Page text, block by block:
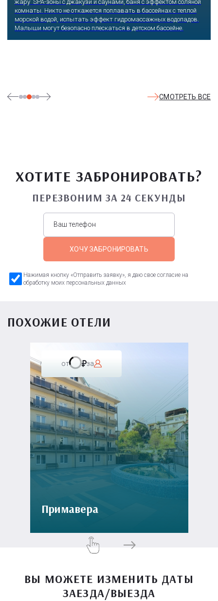
жару SPA-зоны с джакузи и саунами, баня с эффектом соляной
комнаты. Никто не откажется поплавать в бассейнах с теплой
морской водой, испытать эффект гидромассажных водопадов.
Малыши могут безопасно плескаться в детском бассейне.
СМОТРЕТЬ ВСЕ
ХОТИТЕ ЗАБРОНИРОВАТЬ?
ПЕРЕЗВОНИМ ЗА 24 СЕКУНДЫ
ХОЧУ ЗАБРОНИРОВАТЬ
Нажимая кнопку «Отправить заявку», я даю свое согласие на
обработку моих персональных данных
ПОХОЖИЕ ОТЕЛИ
от за
Примавера
ВЫ МОЖЕТЕ ИЗМЕНИТЬ ДАТЫ
ЗАЕЗДА/ВЫЕЗДА